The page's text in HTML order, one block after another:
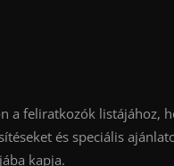
a feliratkozók listájához,
és speciális
kapja.